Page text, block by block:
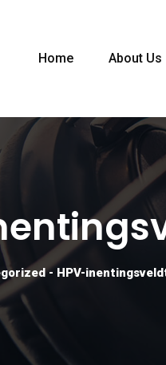
Home About Us
- HPV-